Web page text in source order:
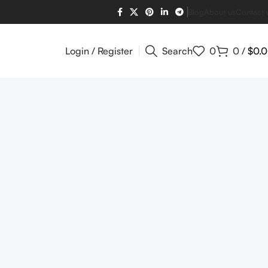
Login / Register Search 0 0 / $